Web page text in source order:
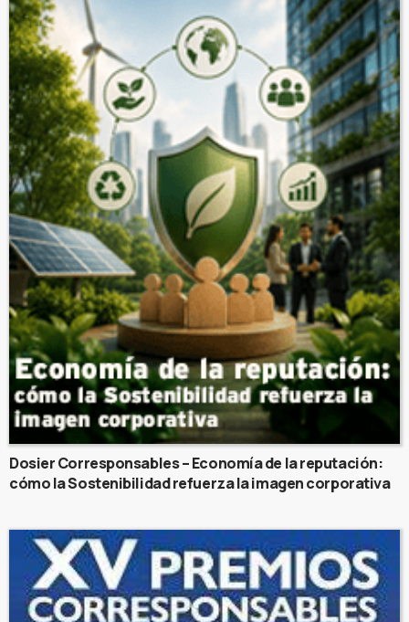
Dosier Corresponsables – Economía de la reputación:
cómo la Sostenibilidad refuerza la imagen corporativa